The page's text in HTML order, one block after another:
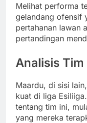
Melihat performa
gelandang ofensif
pertahanan lawan
pertandingan
Analisis
Maardu, di sisi
kuat di liga
tentang tim ini,
yang mereka